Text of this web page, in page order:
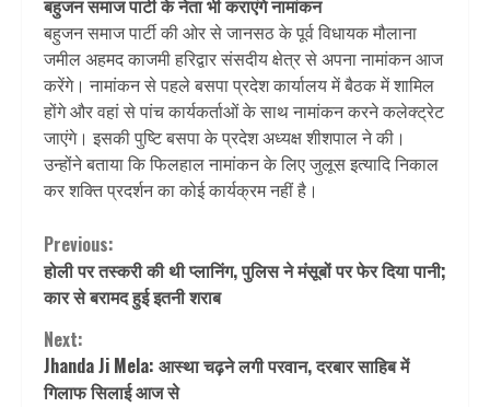
बहुजन समाज पार्टी के नेता भी कराएंगे नामांकन
बहुजन समाज पार्टी की ओर से जानसठ के पूर्व विधायक मौलाना
जमील अहमद काजमी हरिद्वार संसदीय क्षेत्र से अपना नामांकन आज
करेंगे। नामांकन से पहले बसपा प्रदेश कार्यालय में बैठक में शामिल
होंगे और वहां से पांच कार्यकर्ताओं के साथ नामांकन करने कलेक्ट्रेट
जाएंगे। इसकी पुष्टि बसपा के प्रदेश अध्यक्ष शीशपाल ने की।
उन्होंने बताया कि फिलहाल नामांकन के लिए जुलूस इत्यादि निकाल
कर शक्ति प्रदर्शन का कोई कार्यक्रम नहीं है।
Continue
Reading
Previous:
होली पर तस्करी की थी प्लानिंग, पुलिस ने मंसूबों पर फेर दिया पानी;
कार से बरामद हुई इतनी शराब
Next:
Jhanda Ji Mela: आस्था चढ़ने लगी परवान, दरबार साहिब में
गिलाफ सिलाई आज से